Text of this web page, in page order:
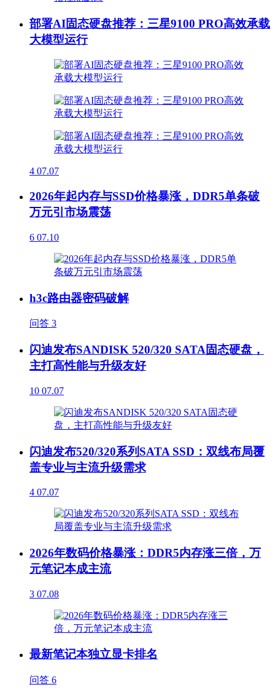
部署AI固态硬盘推荐：三星9100 PRO高效承载
大模型运行
4 07.07
2026年起内存与SSD价格暴涨，DDR5单条破
万元引市场震荡
6 07.10
h3c路由器密码破解
问答 3
闪迪发布SANDISK 520/320 SATA固态硬盘，
主打高性能与升级友好
10 07.07
闪迪发布520/320系列SATA SSD：双线布局覆
盖专业与主流升级需求
4 07.07
2026年数码价格暴涨：DDR5内存涨三倍，万
元笔记本成主流
3 07.08
最新笔记本独立显卡排名
问答 6